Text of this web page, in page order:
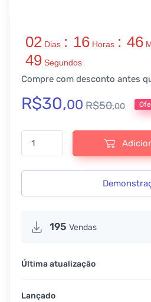
02 Dias : 16 Horas : 46
48 Segundos
Compre com desconto antes
R$30,00 R$50,00
Essential Addons for Elementor
195 Vendas
Última atualização
Lançado